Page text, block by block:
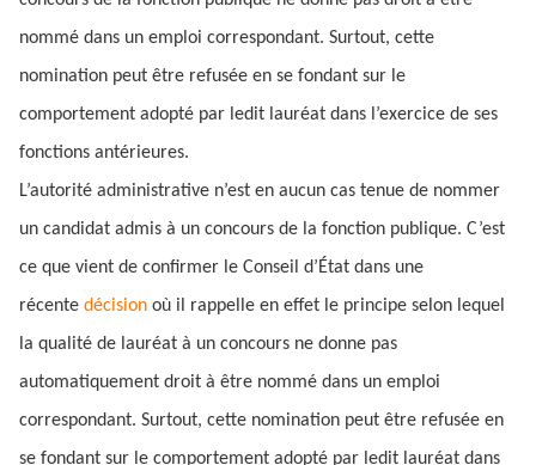
nommé dans un emploi correspondant. Surtout, cette
nomination peut être refusée en se fondant sur le
comportement adopté par ledit lauréat dans l’exercice de ses
fonctions antérieures.
L’autorité administrative n’est en aucun cas tenue de nommer
un candidat admis à un concours de la fonction publique. C’est
ce que vient de confirmer le Conseil d’État dans une
récente décision où il rappelle en effet le principe selon lequel
la qualité de lauréat à un concours ne donne pas
automatiquement droit à être nommé dans un emploi
correspondant. Surtout, cette nomination peut être refusée en
se fondant sur le comportement adopté par ledit lauréat dans